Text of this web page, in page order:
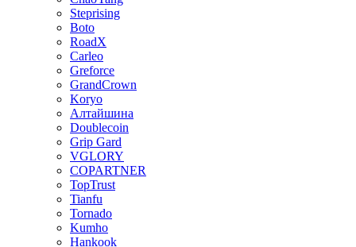
Steprising
Boto
RoadX
Carleo
Greforce
GrandCrown
Koryo
Алтайшина
Doublecoin
Grip Gard
VGLORY
COPARTNER
TopTrust
Tianfu
Tornado
Kumho
Hankook